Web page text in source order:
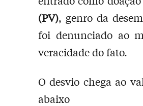
(PV), genro da
foi denunciado ao
veracidade do fato.
O desvio chega ao
abaixo